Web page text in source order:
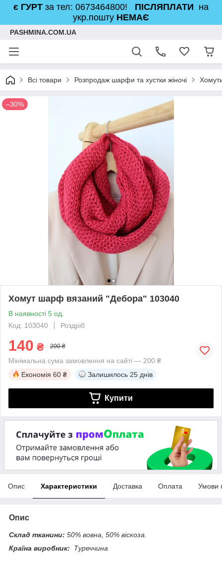
є ГУРТ за тел: 0673464800! ПІСЛЯПЛАТИ на
укр.пошту НЕМАЄ
PASHMINA.COM.UA
Всі товари Розпродаж шарфи та хустки жіночі
–30%
Хомут шарф вязаний "Дебора" 103040
В наявності 5 од.
Код: 103040
Роздріб
140 ₴ 200 ₴
Мінімальна сума замовлення на сайті — 200 ₴
Економія 60 ₴ Залишилось 25 днів
Купити
Опис Характеристики Доставка Оплата Умови
Опис
Склад тканини: 50% вовна, 50% віскоза.
Країна виробник: Туреччина